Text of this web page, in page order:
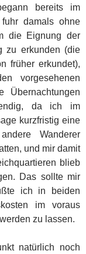
bereits im
damals ohne
die Eignung der
zu erkunden (die
früher erkundet),
vorgesehenen
Übernachtungen
da ich im
kurzfristig eine
Wanderer
und mir damit
blieb
Das sollte mir
ich in beiden
im voraus
zu lassen.
natürlich noch